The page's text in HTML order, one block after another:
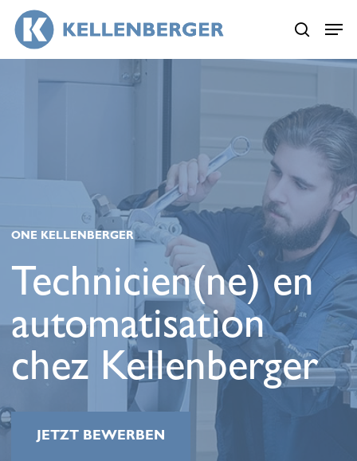
search
Menu
ONE KELLENBERGER
Technicien(ne) en
automatisation
chez Kellenberger
JETZT BEWERBEN